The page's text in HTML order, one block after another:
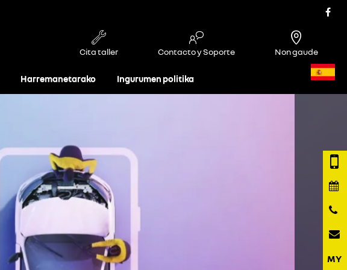
Cita taller Contacto y Soporte Non gaude
Harremanetarako Ingurumen politika